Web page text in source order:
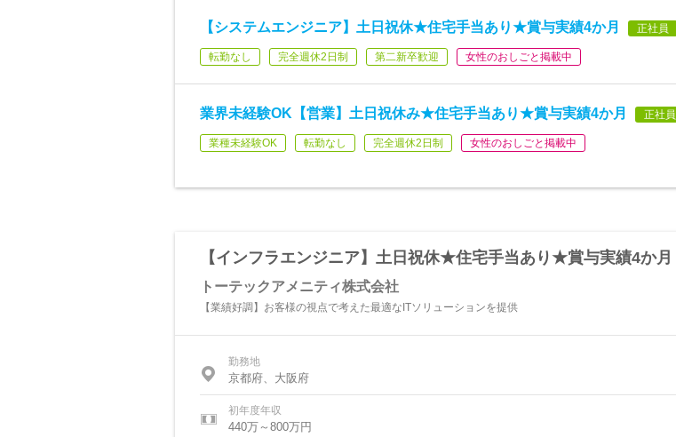
【システムエンジニア】土日祝休★住宅手当あり★賞与実績4か月 正社員
転勤なし 完全週休2日制 第二新卒歓迎 女性のおしごと掲載中
業界未経験OK【営業】土日祝休み★住宅手当あり★賞与実績4か月 正社員
業種未経験OK 転勤なし 完全週休2日制 女性のおしごと掲載中
【インフラエンジニア】土日祝休★住宅手当あり★賞与実績4か月
トーテックアメニティ株式会社
【業績好調】お客様の視点で考えた最適なITソリューションを提供
勤務地
京都府、大阪府
初年度年収
440万～800万円